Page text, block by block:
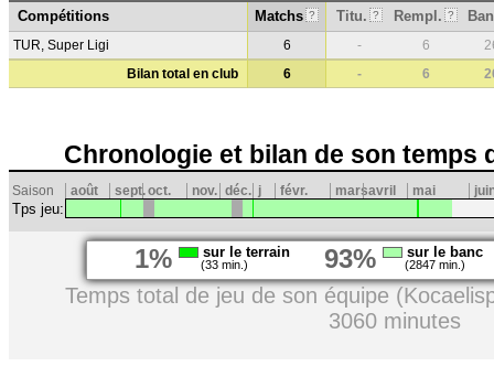
Compétitions Matchs ? Titu. ? Rempl. ?
TUR, Super Ligi 6 - 6
Bilan total en club
6 - 6
Chronologie et bilan de son temps
Saison août sept.oct. nov. déc. j févr. marsavril mai
Tps jeu:
1% sur le terrain
(33 min.) 93% sur le banc
(2847 min.)
Temps total de jeu de son équipe
3060 minutes